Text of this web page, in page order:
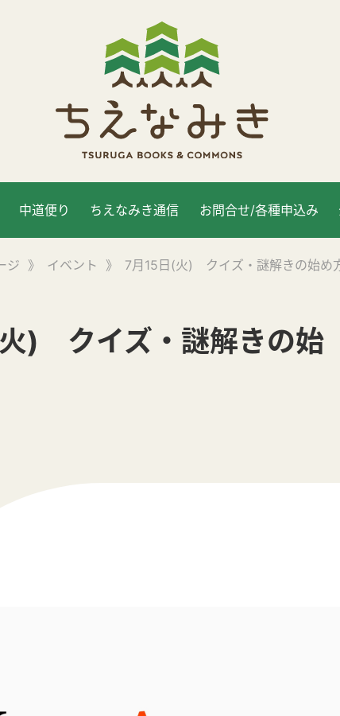
中道便り ちえなみき通信 お問合せ/各種申込み
ジ 》 イベント 》 7月15日(火) クイズ・謎解きの始め
) クイズ・謎解きの始